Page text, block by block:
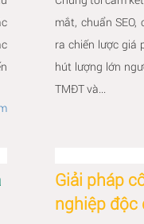
mắt, chuẩn
ra chiến lược giá
hút lượng lớn
TMĐT và...
Giải pháp
nghiệp độc